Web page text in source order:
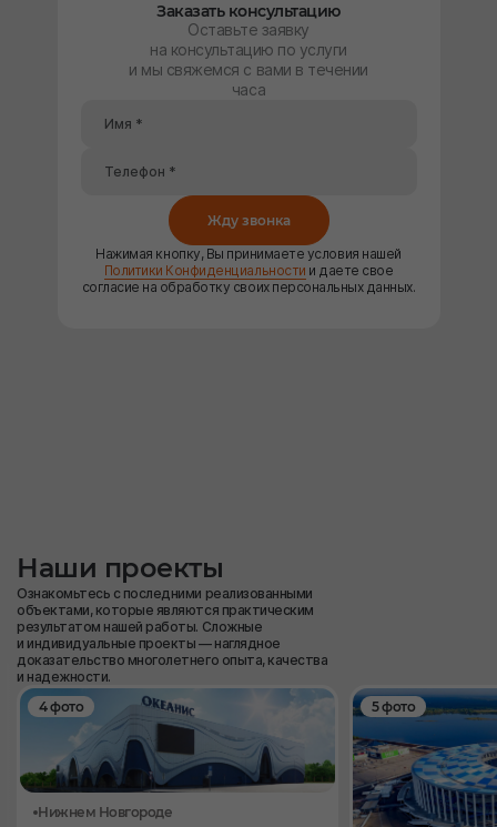
Заказать консультацию
Оставьте заявку
на консультацию по услуги
и мы свяжемся с вами в течении
часа
Жду звонка
Нажимая кнопку, Вы принимаете условия нашей
Политики Конфиденциальности и даете свое
согласие на обработку своих персональных данных.
Наши проекты
Ознакомьтесь с последними реализованными
объектами, которые являются практическим
результатом нашей работы. Сложные
и индивидуальные проекты — наглядное
доказательство многолетнего опыта, качества
и надежности.
Нижнем Новгороде
4 фото 5 фото